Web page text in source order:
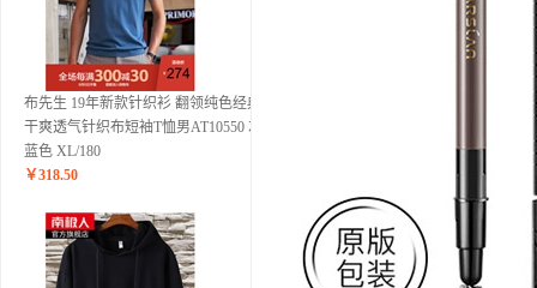
布先生 19年新款针织衫 翻领纯色经典
干爽透气针织布短袖T恤男AT10550 灰
蓝色 XL/180
￥318.50